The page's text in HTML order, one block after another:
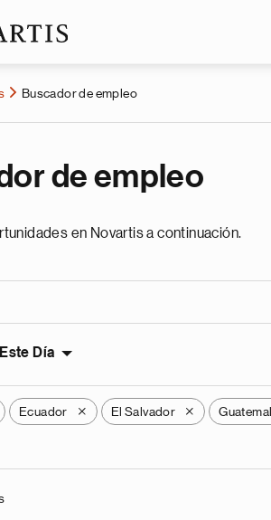
Buscador de empleo
de empleo
en Novartis a continuación.
Este Día
Ecuador X El Salvador X